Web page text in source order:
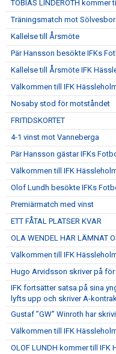
TOBIAS LINDEROTH kommer
Träningsmatch mot
Kallelse till Årsmöte
Pär Hansson besökte IFKs
Kallelse till Årsmöte IFK
Välkommen till IFK
Nosaby stod för motståndet
FRITIDSKORTET
4-1 vinst mot Vanneberga
Pär Hansson gästar IFKs
Välkommen till IFK
Olof Lundh besökte IFKs
Premiärmatch med vinst
ETT FÅTAL PLATSER KVAR
OLA WENDEL HAR LÄMNAT
Välkommen till IFK
Hugo Arvidsson skriver på för
IFK fortsätter satsa på sina
lyfts upp och skriver A-
Gustaf ”GW” Winroth har
Välkommen till IFK
OLOF LUNDH kommer till IFK